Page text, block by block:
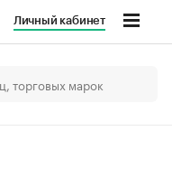
Личный кабинет